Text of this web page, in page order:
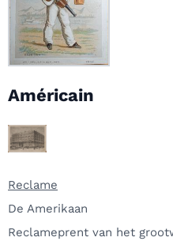
Américain
Reclame
De Amerikaan
Reclameprent van het